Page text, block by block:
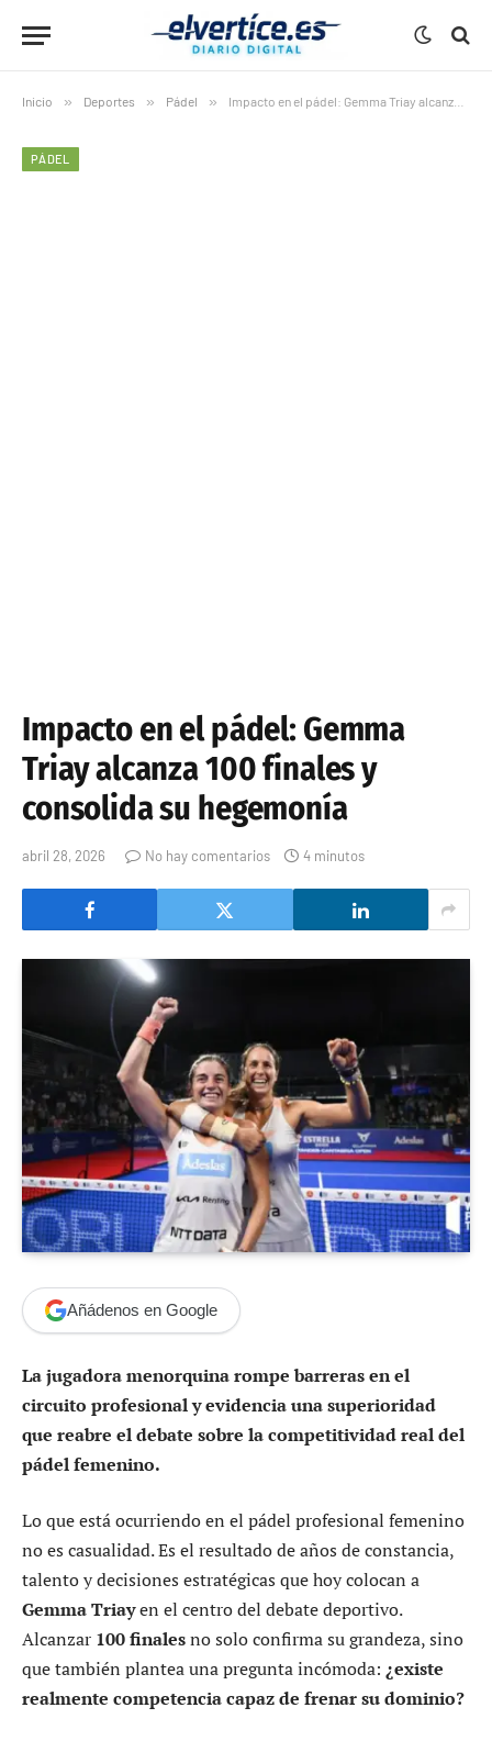
Inicio » Deportes » Pádel » Impacto en el pádel: Gemma Triay alcanza 100 finales y consolida su hegemonía
PÁDEL
Impacto en el pádel: Gemma
Triay alcanza 100 finales y
consolida su hegemonía
abril 28, 2026 No hay comentarios 4 minutos
Añádenos en Google
La jugadora menorquina rompe barreras en el
circuito profesional y evidencia una superioridad
que reabre el debate sobre la competitividad real del
pádel femenino.
Lo que está ocurriendo en el pádel profesional femenino
no es casualidad. Es el resultado de años de constancia,
talento y decisiones estratégicas que hoy colocan a
Gemma Triayen el centro del debate deportivo.
Alcanzar 100 finalesno solo confirma su grandeza, sino
que también plantea una pregunta incómoda: ¿existe
realmente competencia capaz de frenar su dominio?